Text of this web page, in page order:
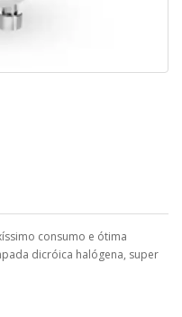
consumo e ótima
dicróica halógena, super